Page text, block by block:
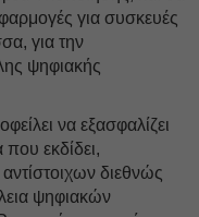
για συσκευές
για την
ψηφιακής
να εξασφαλίζει
εκδίδει,
διεθνώς
ψηφιακών